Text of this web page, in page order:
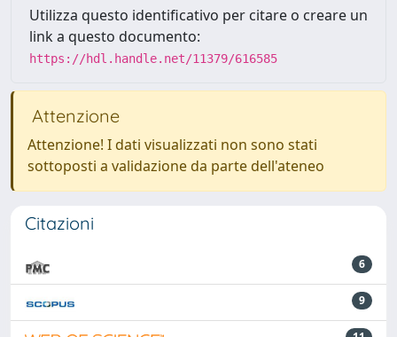
Utilizza questo identificativo per citare o creare un
link a questo documento:
https://hdl.handle.net/11379/616585
Attenzione
Attenzione! I dati visualizzati non sono stati
sottoposti a validazione da parte dell'ateneo
Citazioni
6
9